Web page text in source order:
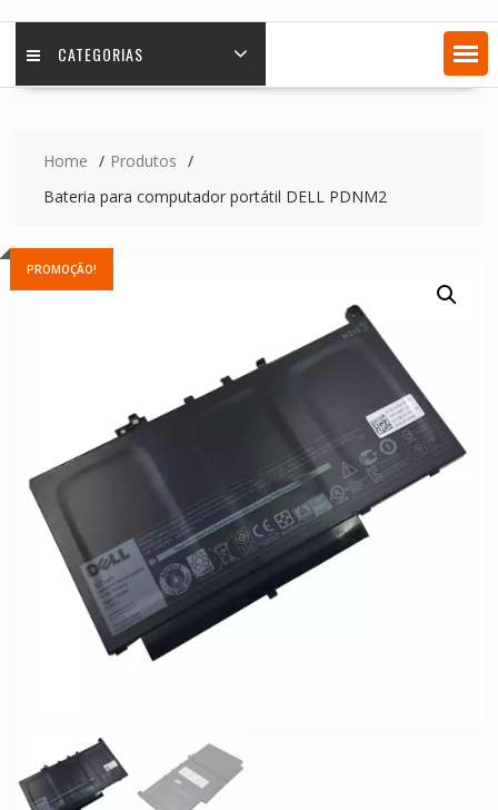
CATEGORIAS
Home
Produtos
Bateria para computador portátil DELL PDNM2
PROMOÇÃO!